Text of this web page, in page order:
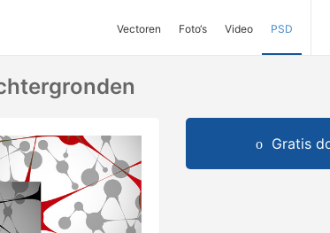
Vectoren Foto‘s Video PSD
Gratis